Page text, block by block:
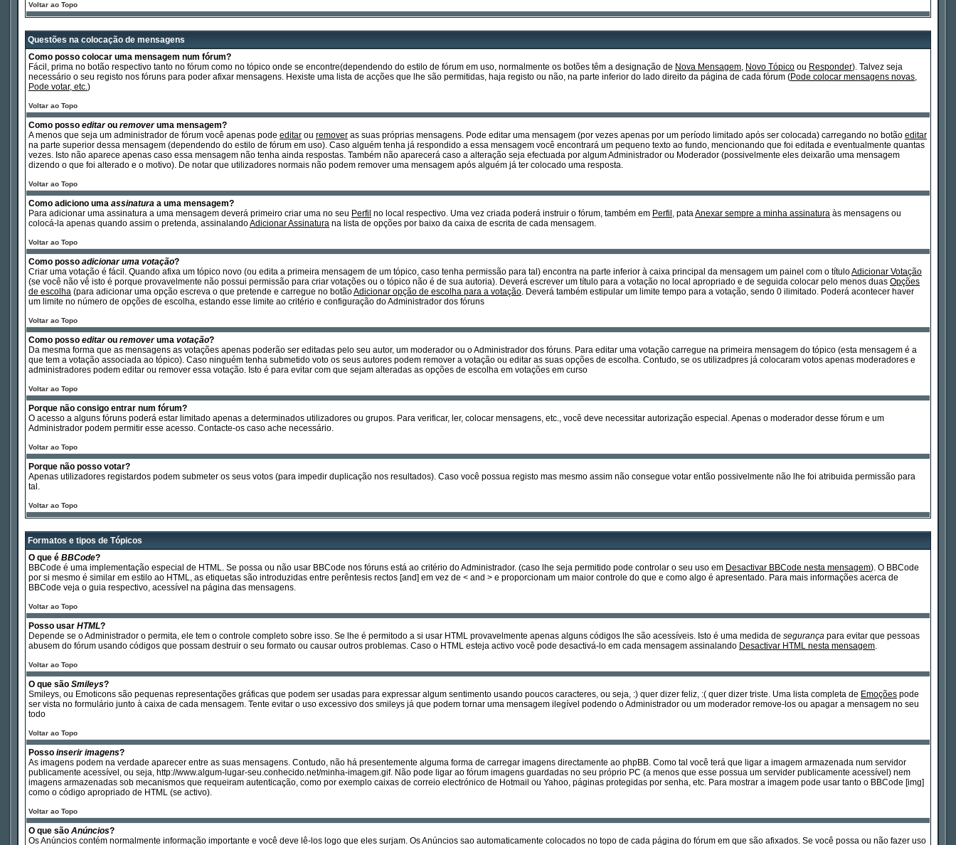
Voltar ao Topo
Questões na colocação de mensagens
Como posso colocar uma mensagem num fórum?
Fácil, prima no botão respectivo tanto no fórum como no tópico onde se encontre(dependendo do estilo de fórum em uso, normalmente os botões têm a designação de Nova Mensagem, Novo Tópico ou Responder). Talvez seja
necessário o seu registo nos fóruns para poder afixar mensagens. Hexiste uma lista de acções que lhe são permitidas, haja registo ou não, na parte inferior do lado direito da página de cada fórum (Pode colocar mensagens novas,
Pode votar, etc.)
Voltar ao Topo
Como posso editarou removeruma mensagem?
A menos que seja um administrador de fórum você apenas pode editar ou remover as suas próprias mensagens. Pode editar uma mensagem (por vezes apenas por um período limitado após ser colocada) carregando no botão editar
na parte superior dessa mensagem (dependendo do estilo de fórum em uso). Caso alguém tenha já respondido a essa mensagem você encontrará um pequeno texto ao fundo, mencionando que foi editada e eventualmente quantas
vezes. Isto não aparece apenas caso essa mensagem não tenha ainda respostas. Também não aparecerá caso a alteração seja efectuada por algum Administrador ou Moderador (possivelmente eles deixarão uma mensagem
dizendo o que foi alterado e o motivo). De notar que utilizadores normais não podem remover uma mensagem após alguém já ter colocado uma resposta.
Voltar ao Topo
Como adiciono uma assinatura a uma mensagem?
Para adicionar uma assinatura a uma mensagem deverá primeiro criar uma no seu Perfil no local respectivo. Uma vez criada poderá instruir o fórum, também em Perfil , pataAnexar sempre a minha assinatura às mensagens ou
colocá-la apenas quando assim o pretenda, assinalandoAdicionar Assinatura na lista de opções por baixo da caixa de escrita de cada mensagem.
Voltar ao Topo
Como posso adicionar uma votação?
Criar uma votação é fácil. Quando afixa um tópico novo (ou edita a primeira mensagem de um tópico, caso tenha permissão para tal) encontra na parte inferior à caixa principal da mensagem um painel com o títuloAdicionar Votação
(se você não vê isto é porque provavelmente não possui permissão para criar votações ou o tópico não é de sua autoria). Deverá escrever um título para a votação no local apropriado e de seguida colocar pelo menos duas Opções
de escolha (para adicionar uma opção escreva o que pretende e carregue no botãoAdicionar opção de escolha para a votação. Deverá também estipular um limite tempo para a votação, sendo 0 ilimitado. Poderá acontecer haver
um limite no número de opções de escolha, estando esse limite ao critério e configuração do Administrador dos fóruns
Voltar ao Topo
Como posso editarou removeruma votação?
Da mesma forma que as mensagens as votações apenas poderão ser editadas pelo seu autor, um moderador ou o Administrador dos fóruns. Para editar uma votação carregue na primeira mensagem do tópico (esta mensagem é a
que tem a votação associada ao tópico). Caso ninguém tenha submetido voto os seus autores podem remover a votação ou editar as suas opções de escolha. Contudo, se os utilizadpres já colocaram votos apenas moderadores e
administradores podem editar ou remover essa votação. Isto é para evitar com que sejam alteradas as opções de escolha em votações em curso
Voltar ao Topo
Porque não consigo entrar num fórum?
O acesso a alguns fóruns poderá estar limitado apenas a determinados utilizadores ou grupos. Para verificar, ler, colocar mensagens, etc., você deve necessitar autorização especial. Apenas o moderador desse fórum e um
Administrador podem permitir esse acesso. Contacte-os caso ache necessário.
Voltar ao Topo
Porque não posso votar?
Apenas utilizadores registardos podem submeter os seus votos (para impedir duplicação nos resultados). Caso você possua registo mas mesmo assim não consegue votar então possivelmente não lhe foi atribuida permissão para
tal.
Voltar ao Topo
Formatos e tipos de Tópicos
O que é BBCode?
BBCode é uma implementação especial de HTML. Se possa ou não usar BBCode nos fóruns está ao critério do Administrador. (caso lhe seja permitido pode controlar o seu uso em Desactivar BBCode nesta mensagem). O BBCode
por si mesmo é similar em estilo ao HTML, as etiquetas são introduzidas entre perêntesis rectos [and] em vez de < and > e proporcionam um maior controle do que e como algo é apresentado. Para mais informações acerca de
BBCode veja o guia respectivo, acessível na página das mensagens.
Voltar ao Topo
Posso usar HTML?
Depende se o Administrador o permita, ele tem o controle completo sobre isso. Se lhe é permitodo a si usar HTML provavelmente apenas alguns códigos lhe são acessíveis. Isto é uma medida de segurança para evitar que pessoas
abusem do fórum usando códigos que possam destruir o seu formato ou causar outros problemas. Caso o HTML esteja activo você pode desactivá-lo em cada mensagem assinalando Desactivar HTML nesta mensagem.
Voltar ao Topo
O que são Smileys?
Smileys, ou Emoticons são pequenas representações gráficas que podem ser usadas para expressar algum sentimento usando poucos caracteres, ou seja, :) quer dizer feliz, :( quer dizer triste. Uma lista completa de Emoções pode
ser vista no formulário junto à caixa de cada mensagem. Tente evitar o uso excessivo dos smileys já que podem tornar uma mensagem ilegível podendo o Administrador ou um moderador remove-los ou apagar a mensagem no seu
todo
Voltar ao Topo
Posso inserir imagens?
As imagens podem na verdade aparecer entre as suas mensagens. Contudo, não há presentemente alguma forma de carregar imagens directamente ao phpBB. Como tal você terá que ligar a imagem armazenada num servidor
publicamente acessível, ou seja, http://www.algum-lugar-seu.conhecido.net/minha-imagem.gif. Não pode ligar ao fórum imagens guardadas no seu próprio PC (a menos que esse possua um servider publicamente acessível) nem
imagens armazenadas sob mecanismos que requeiram autenticação, como por exemplo caixas de correio electrónico de Hotmail ou Yahoo, páginas protegidas por senha, etc. Para mostrar a imagem pode usar tanto o BBCode [img]
como o código apropriado de HTML (se activo).
Voltar ao Topo
O que são Anúncios?
Os Anúncios contém normalmente informação importante e você deve lê-los logo que eles surjam. Os Anúncios sao automaticamente colocados no topo de cada página do fórum em que são afixados. Se você possa ou não fazer uso